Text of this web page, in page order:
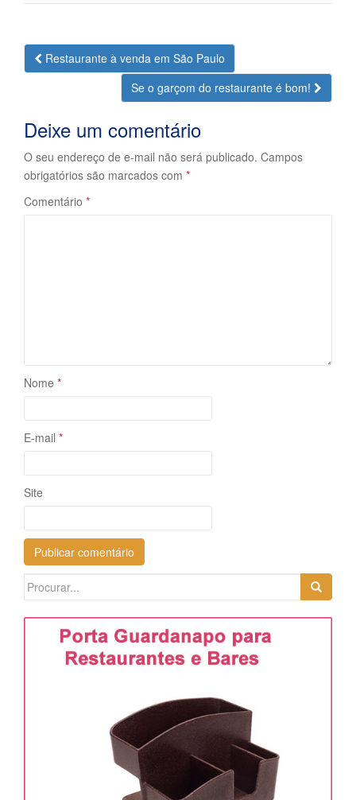
Navegação
da
Postagem
Restaurante à venda em São Paulo
Se o garçom do restaurante é bom!
Deixe um comentário
O seu endereço de e-mail não será publicado. Campos
obrigatórios são marcados com *
Comentário *
Nome *
E-mail *
Site
Search